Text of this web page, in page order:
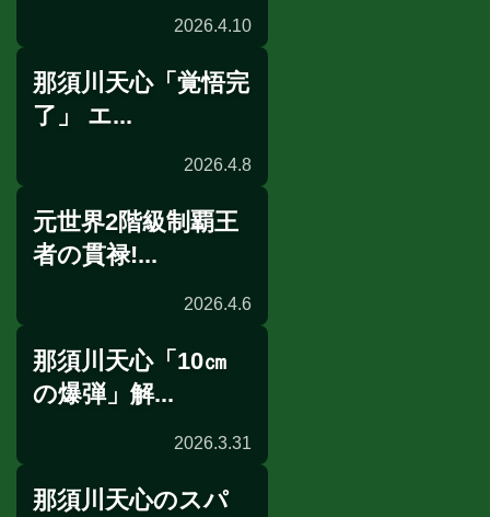
前日計量
2026.4.10
記者会見
那須川天心「覚悟完
了」 エ...
2026.4.8
公開練習
元世界2階級制覇王
者の貫禄!...
2026.4.6
公開練習
那須川天心「10㎝
の爆弾」解...
2026.3.31
那須川天心のスパ